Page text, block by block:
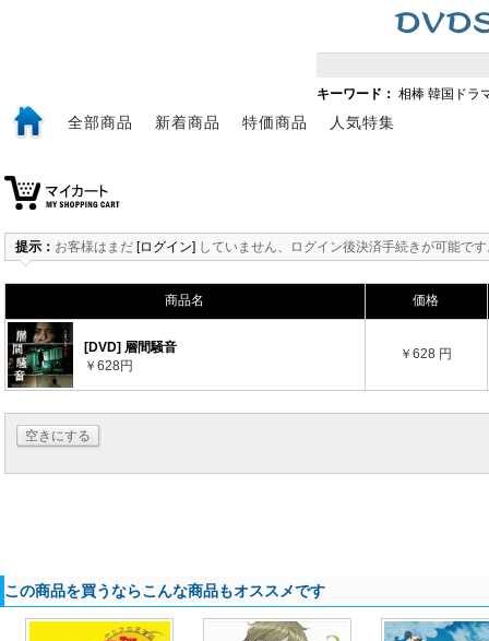
キーワード： 相棒 韓国ドラ
全部商品 新着商品 特価商品 人気特集
提示： お客様はまだ [ログイン] していません、ログイン後決済手続きが可能で
商品名 価格
[DVD] 層間騒音
￥628円
￥628 円
空きにする
この商品を買うならこんな商品もオススメです